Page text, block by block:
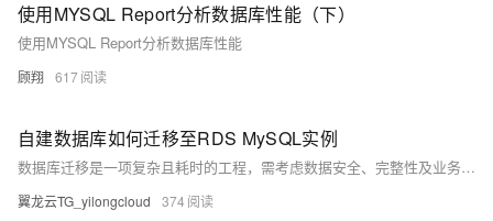
使用MYSQL Report分析数据库性能（下）
使用MYSQL Report分析数据库性能
顾翔 617
自建数据库如何迁移至RDS MySQL实例
数据库迁移是一项复杂且耗时的工程，需考虑数据安全、完整性及业务中断影响。使用阿里云数据传输服务DTS，可快速、平滑完成迁移任务，将应用停机时间降至分钟级。您还可通过全量备份自建数据库并恢复至RDS MySQL实例，实现间接迁移上云。
翼龙云TG_yilongcloud 374